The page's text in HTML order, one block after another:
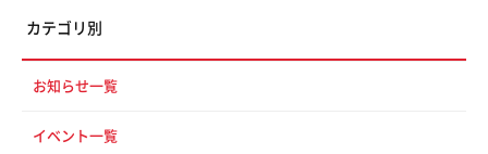
カテゴリ別
お知らせ一覧
イベント一覧